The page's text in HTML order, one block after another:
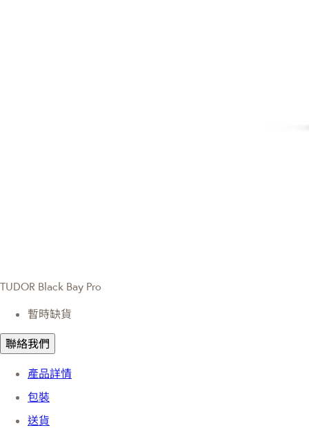
TUDOR Black Bay Pro
暫時缺貨
聯絡我們
產品詳情
包裝
送貨